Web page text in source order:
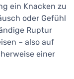
ein Knacken zu
oder Gefühl
Ruptur
– also auf
einer